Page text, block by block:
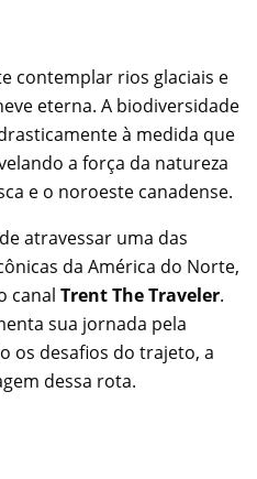
contemplar rios glaciais e
eterna. A biodiversidade
à medida que
a força da natureza
e o noroeste canadense.
atravessar uma das
da América do Norte,
canal Trent The Traveler.
sua jornada pela
os desafios do trajeto, a
dessa rota.